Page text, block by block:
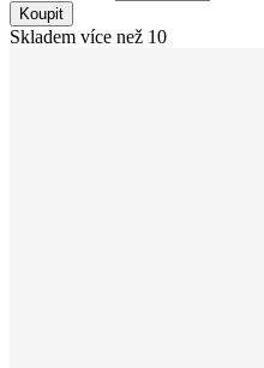
Koupit
Skladem více než 10